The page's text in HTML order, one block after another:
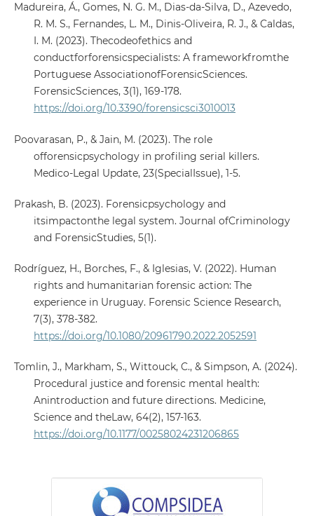
Madureira, Á., Gomes, N. G. M., Dias-da-Silva, D., Azevedo,
R. M. S., Fernandes, L. M., Dinis-Oliveira, R. J., & Caldas,
I. M. (2023). Thecodeofethics and
conductforforensicspecialists: A frameworkfromthe
Portuguese AssociationofForensicSciences.
ForensicSciences, 3(1), 169-178.
https://doi.org/10.3390/forensicsci3010013
Poovarasan, P., & Jain, M. (2023). The role
offorensicpsychology in profiling serial killers.
Medico-Legal Update, 23(SpecialIssue), 1-5.
Prakash, B. (2023). Forensicpsychology and
itsimpactonthe legal system. Journal ofCriminology
and ForensicStudies, 5(1).
Rodríguez, H., Borches, F., & Iglesias, V. (2022). Human
rights and humanitarian forensic action: The
experience in Uruguay. Forensic Science Research,
7(3), 378-382.
https://doi.org/10.1080/20961790.2022.2052591
Tomlin, J., Markham, S., Wittouck, C., & Simpson, A. (2024).
Procedural justice and forensic mental health:
Anintroduction and future directions. Medicine,
Science and theLaw, 64(2), 157-163.
https://doi.org/10.1177/00258024231206865